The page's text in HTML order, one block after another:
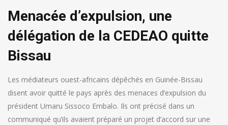
Menacée d’expulsion, une
délégation de la CEDEAO quitte
Bissau
Les médiateurs ouest-africains dépêchés en Guinée-Bissau
disent avoir quitté le pays après des menaces d’expulsion du
président Umaru Sissoco Embalo. Ils ont précisé dans un
communiqué qu’ils avaient préparé un projet d’accord sur une